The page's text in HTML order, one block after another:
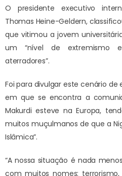
O presidente executivo
Thomas Heine-Geldern,
que vitimou a jovem
um “nível de extremismo e
aterradores”.
Foi para divulgar este cenário
em que se encontra a
Makurdi esteve na Europa,
muitos muçulmanos de que a
Islâmica”.
“A nossa situação é nada
com muitos nomes: terrorismo,